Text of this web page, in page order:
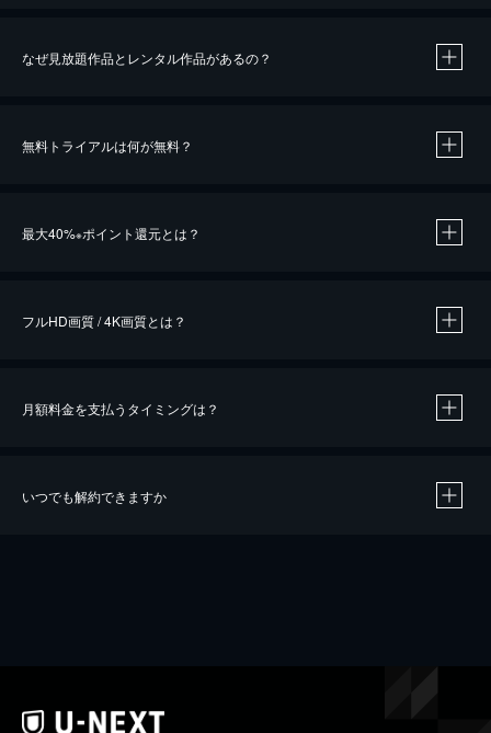
なぜ見放題作品とレンタル作品があるの？
無料トライアルは何が無料？
最大40%※ポイント還元とは？
※40％ポイント還元の対象は、クレジットカード決済による作品の購入 / レンタルです。
フルHD画質 / 4K画質とは？
月額料金を支払うタイミングは？
いつでも解約できますか